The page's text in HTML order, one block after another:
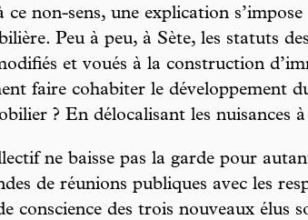
ce non-sens, une explication
Peu à peu, à Sète, les statuts
et voués à la construction
faire cohabiter le développement
? En délocalisant les nuisances
ne baisse pas la garde pour
de réunions publiques avec les
conscience des trois nouveaux élus